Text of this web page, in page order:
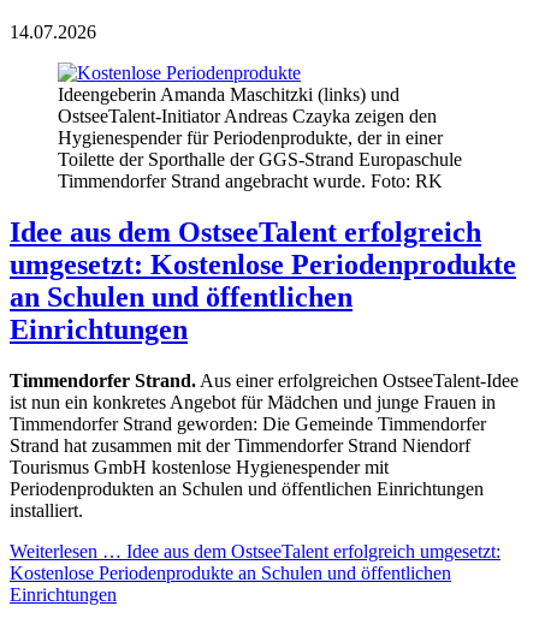
14.07.2026
Ideengeberin Amanda Maschitzki (links) und
OstseeTalent-Initiator Andreas Czayka zeigen den
Hygienespender für Periodenprodukte, der in einer
Toilette der Sporthalle der GGS-Strand Europaschule
Timmendorfer Strand angebracht wurde. Foto: RK
Idee aus dem OstseeTalent erfolgreich
umgesetzt: Kostenlose Periodenprodukte
an Schulen und öffentlichen
Einrichtungen
Timmendorfer Strand. Aus einer erfolgreichen OstseeTalent-Idee
ist nun ein konkretes Angebot für Mädchen und junge Frauen in
Timmendorfer Strand geworden: Die Gemeinde Timmendorfer
Strand hat zusammen mit der Timmendorfer Strand Niendorf
Tourismus GmbH kostenlose Hygienespender mit
Periodenprodukten an Schulen und öffentlichen Einrichtungen
installiert.
Weiterlesen … Idee aus dem OstseeTalent erfolgreich umgesetzt:
Kostenlose Periodenprodukte an Schulen und öffentlichen
Einrichtungen